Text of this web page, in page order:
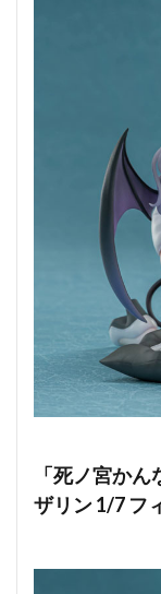
「死ノ宮か
ザリン 1/7 フ